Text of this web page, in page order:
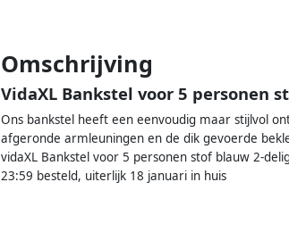
Omschrijving
VidaXL Bankstel voor 5 personen
Ons bankstel heeft een eenvoudig maar stijlvol
afgeronde armleuningen en de dik gevoerde
vidaXL Bankstel voor 5 personen stof blauw 2-
23:59 besteld, uiterlijk 18 januari in huis